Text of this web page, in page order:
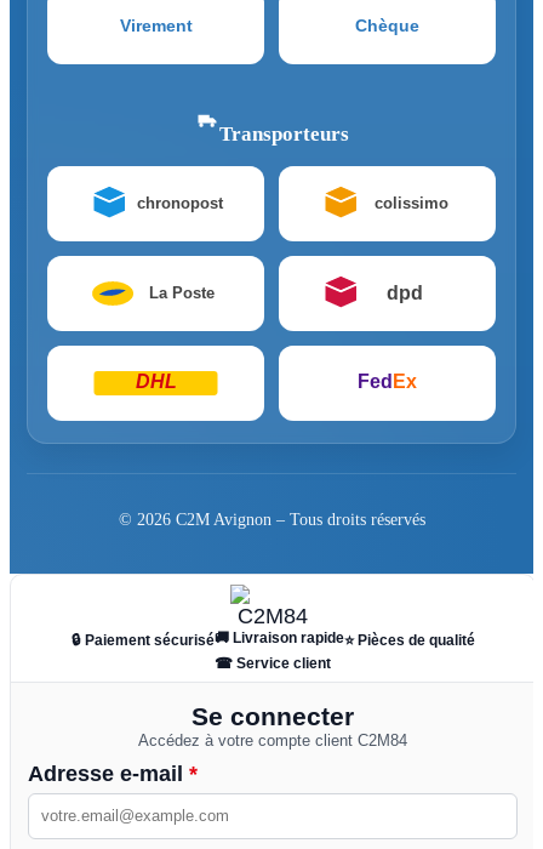
Virement Chèque
Transporteurs
chronopost colissimo
La Poste dpd
DHL Fed Ex
© 2026 C2M Avignon – Tous droits réservés
🔒 Paiement sécurisé🚚 Livraison rapide⭐ Pièces de qualité
☎ Service client
Se connecter
Accédez à votre compte client C2M84
Adresse e-mail *